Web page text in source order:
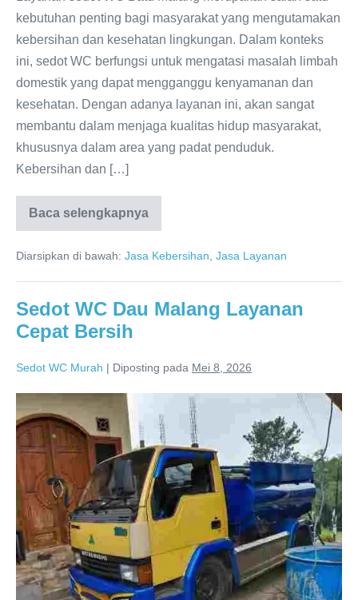
kebutuhan penting bagi masyarakat yang mengutamakan
kebersihan dan kesehatan lingkungan. Dalam konteks
ini, sedot WC berfungsi untuk mengatasi masalah limbah
domestik yang dapat mengganggu kenyamanan dan
kesehatan. Dengan adanya layanan ini, akan sangat
membantu dalam menjaga kualitas hidup masyarakat,
khususnya dalam area yang padat penduduk.
Kebersihan dan […]
Baca selengkapnya
Sedot
WC
Malang
dan
Diarsipkan di bawah: Jasa Kebersihan, Jasa Layanan
Sedot WC Dau Malang Layanan
Cepat Bersih
Sedot WC Murah | Diposting pada Mei 8, 2026
Sedot
WC
Dau
Malang
Layanan
Cepat
Bersih